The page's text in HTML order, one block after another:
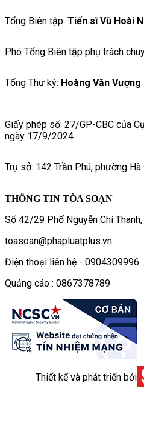
Tổng Biên tập: Tiến sĩ Vũ Hoài
Phó Tổng Biên tập phụ trách
Tổng Thư ký: Hoàng Văn Vượng
Giấy phép số: 27/GP-CBC của
ngày 17/9/2024
Trụ sở: 142 Trần Phú, phường
THÔNG TIN TÒA SOẠN
Số 42/29 Phố Nguyễn Chí
toasoan@phapluatplus.vn
Điện thoại liên hệ - 0904309996
Quảng cáo : 0867378789
Thiết kế và phát triển bởi